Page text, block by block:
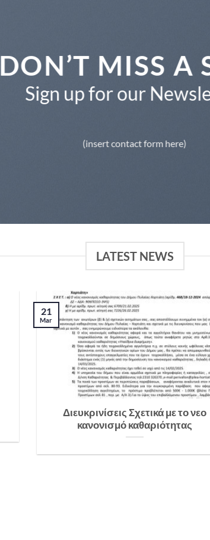
DON’T MISS A
Sign up for our
(insert contact form here)
LATEST NEWS
Διευκρινίσεις Σχετικά με το νεο
κανονισμό καθαριότητας
21
Mar